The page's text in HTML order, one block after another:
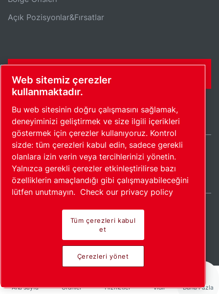
Ana sayfa Ürünler Hizmetler İndir Daha Fazla
Açık Pozisyonlar&Fırsatlar
Site haritasıÇerezleri yönet© 2026 Telif Hakkı.
Turkey / TR
Öncü ürünler. Tutkuyla
uygulanır.
Web sitemiz çerezler
kullanmaktadır.
Bu web sitesinin doğru çalışmasını sağlamak,
deneyiminizi geliştirmek ve size ilgili içerikleri
göstermek için çerezler kullanıyoruz. Kontrol
sizde: tüm çerezleri kabul edin, sadece gerekli
olanlara izin verin veya tercihlerinizi yönetin.
Yalnızca gerekli çerezler etkinleştirilirse bazı
özelliklerin amaçlandığı gibi çalışmayabileceğini
lütfen unutmayın. Check our privacy policy
Tüm çerezleri kabul
et
Çerezleri yönet